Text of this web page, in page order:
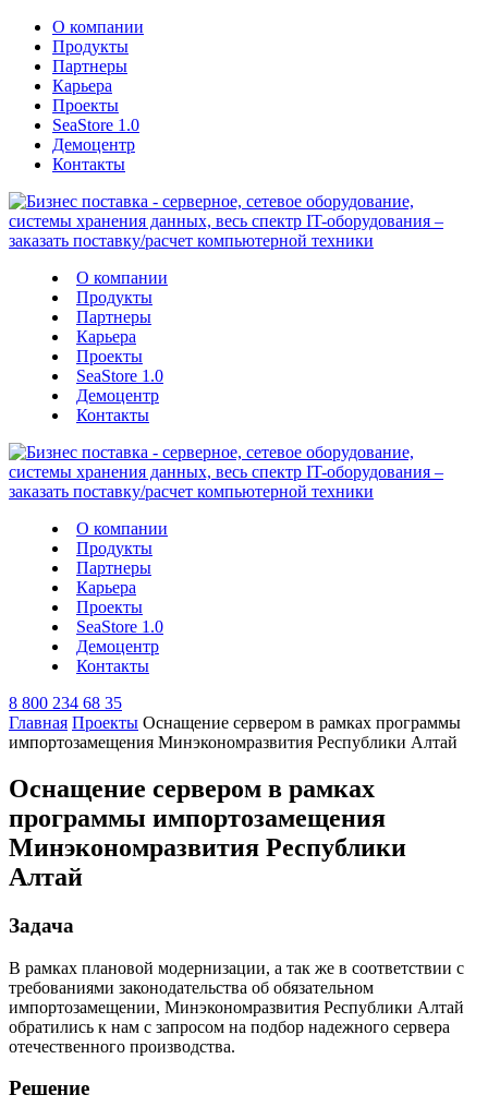
О компании
Продукты
Партнеры
Карьера
Проекты
SeaStore 1.0
Демоцентр
Контакты
О компании
Продукты
Партнеры
Карьера
Проекты
SeaStore 1.0
Демоцентр
Контакты
О компании
Продукты
Партнеры
Карьера
Проекты
SeaStore 1.0
Демоцентр
Контакты
8 800 234 68 35
Главная Проекты Оснащение сервером в рамках программы
импортозамещения Минэкономразвития Республики Алтай
Оснащение сервером в рамках
программы импортозамещения
Минэкономразвития Республики
Алтай
Задача
В рамках плановой модернизации, а так же в соответствии с
требованиями законодательства об обязательном
импортозамещении, Минэкономразвития Республики Алтай
обратились к нам с запросом на подбор надежного сервера
отечественного производства.
Решение